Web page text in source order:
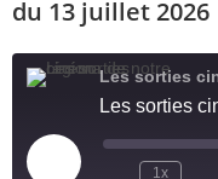
du 13 juillet 2026
Les sorties
1x